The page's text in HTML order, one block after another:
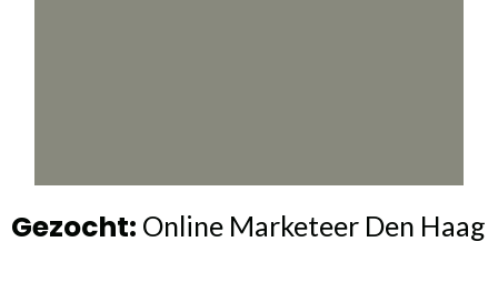
Gezocht: Online Marketeer Den Haag